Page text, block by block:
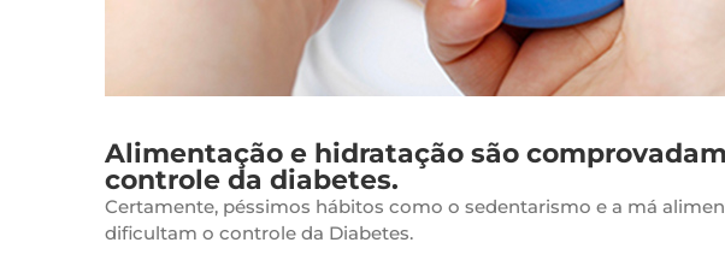
Alimentação e hidratação são
controle da diabetes.
Certamente, péssimos hábitos como o sedentarismo e a má
dificultam o controle da Diabetes.